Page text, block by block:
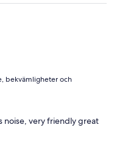
bekvämligheter och
noise, very friendly great